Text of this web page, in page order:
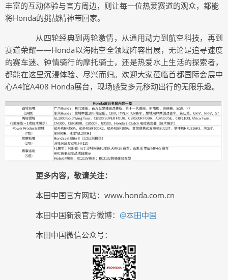
丰富的互动体验与官方周边，则让每一位热爱赛道的观众，都能
将Honda的挑战精神带回家。
从四轮经典到两轮激情，从通用动力到航空科技，再到
赛道荣耀——Honda以海陆空全领域阵容出展，无论是追寻速度
的赛车迷、钟情骑行的摩托骑士，还是热爱水上生活的探索者，
都能在这里沉浸体验、尽兴而归。欢迎大家莅临首都国际会展中
心A4馆A408 Honda展台，现场感受多元移动出行的无限乐趣。
更多内容，敬请关注：
本田中国官方网站：www.honda.com.cn
本田中国新浪官方微博： @本田中国
本田中国微信公众号：